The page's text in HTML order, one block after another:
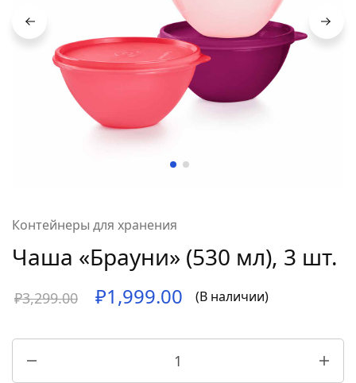
Контейнеры для хранения
Чаша «Брауни» (530 мл), 3 шт.
₽3,299.00 ₽1,999.00 (В наличии)